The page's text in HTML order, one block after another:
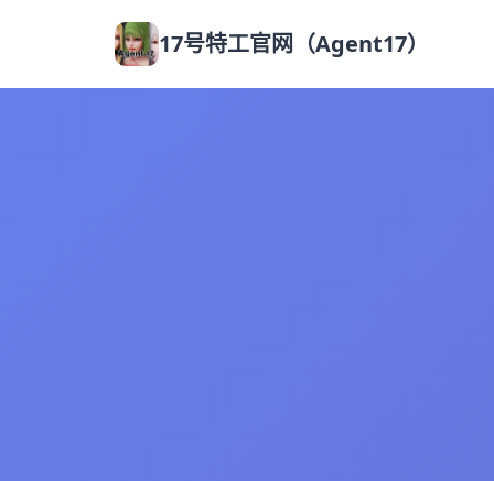
17号特工官网（Agent17）